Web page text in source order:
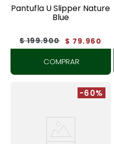
Pantufla U Slipper Nature
Blue
$ 199.900 $ 79.960
COMPRAR
-60%